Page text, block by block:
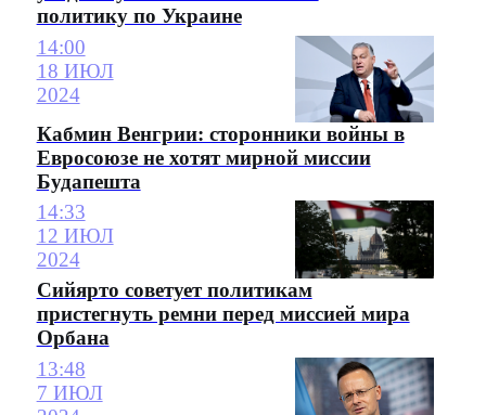
политику по Украине
14:00
18 ИЮЛ
2024
Кабмин Венгрии: сторонники войны в
Евросоюзе не хотят мирной миссии
Будапешта
14:33
12 ИЮЛ
2024
Сийярто советует политикам
пристегнуть ремни перед миссией мира
Орбана
13:48
7 ИЮЛ